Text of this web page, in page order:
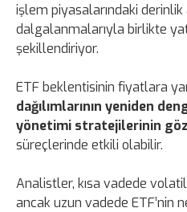
işlem piyasalarındaki derinlik
dalgalanmalarıyla birlikte
şekillendiriyor.
ETF beklentisinin fiyatlara
dağılımlarının yeniden
yönetimi stratejilerinin
süreçlerinde etkili olabilir.
Analistler, kısa vadede
ancak uzun vadede ETF’nin